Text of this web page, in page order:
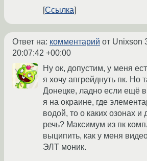
Ссылка
Ответ на: комментарий от Unixson
20:07:42 +00:00
Ну ок, допустим, у меня
я хочу апгрейднуть пк. Но
Донецке, ладно если ещё
я на окраине, где
водой, то о каких озонах и
речь? Максимум из пк
выципить, как у меня
ЭЛТ моник.